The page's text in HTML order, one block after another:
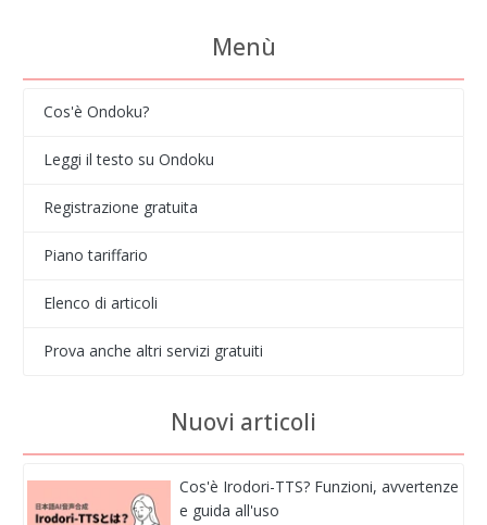
Menù
Cos'è Ondoku?
Leggi il testo su Ondoku
Registrazione gratuita
Piano tariffario
Elenco di articoli
Prova anche altri servizi gratuiti
Nuovi articoli
Cos'è Irodori-TTS? Funzioni, avvertenze
e guida all'uso